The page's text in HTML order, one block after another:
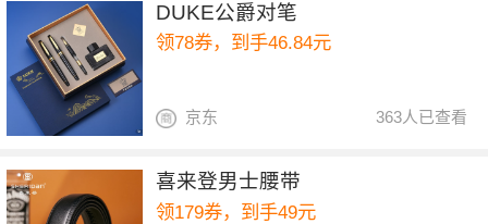
DUKE公爵对笔
领78券，到手46.84元
363人已查看
京东
喜来登男士腰带
领179券，到手49元